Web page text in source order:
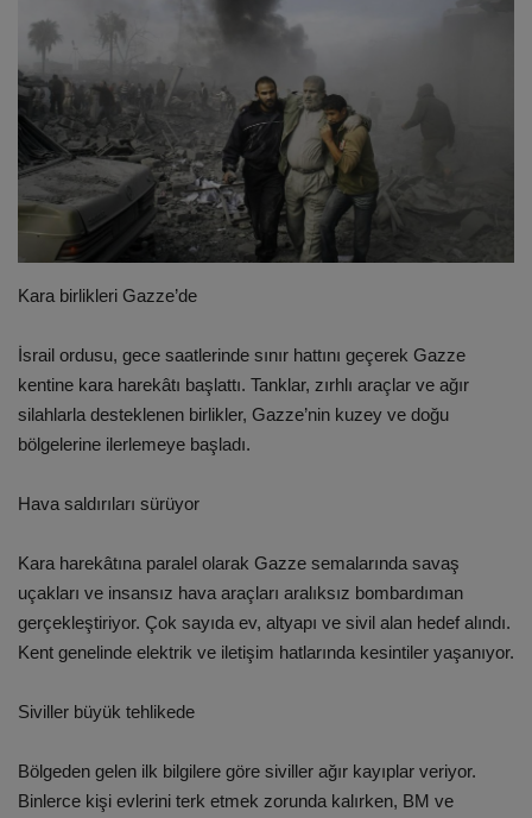
ULUSLARARASI
SAĞLIK VE YAŞAM TARZI
YEMEK
SPOR
SEYAHAT
EĞİTİM
GALERİ
Kara birlikleri Gazze’de
İsrail ordusu, gece saatlerinde sınır hattını geçerek Gazze
kentine kara harekâtı başlattı. Tanklar, zırhlı araçlar ve ağır
silahlarla desteklenen birlikler, Gazze’nin kuzey ve doğu
bölgelerine ilerlemeye başladı.
Hava saldırıları sürüyor
Kara harekâtına paralel olarak Gazze semalarında savaş
uçakları ve insansız hava araçları aralıksız bombardıman
gerçekleştiriyor. Çok sayıda ev, altyapı ve sivil alan hedef alındı.
Kent genelinde elektrik ve iletişim hatlarında kesintiler yaşanıyor.
Siviller büyük tehlikede
Bölgeden gelen ilk bilgilere göre siviller ağır kayıplar veriyor.
Binlerce kişi evlerini terk etmek zorunda kalırken, BM ve